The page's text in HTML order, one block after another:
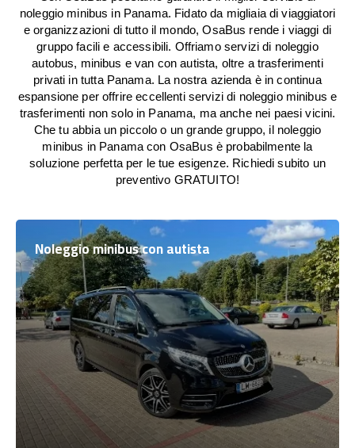
noleggio minibus in Panama. Fidato da migliaia di viaggiatori
e organizzazioni di tutto il mondo, OsaBus rende i viaggi di
gruppo facili e accessibili. Offriamo servizi di noleggio
autobus, minibus e van con autista, oltre a trasferimenti
privati in tutta Panama. La nostra azienda è in continua
espansione per offrire eccellenti servizi di noleggio minibus e
trasferimenti non solo in Panama, ma anche nei paesi vicini.
Che tu abbia un piccolo o un grande gruppo, il noleggio
minibus in Panama con OsaBus è probabilmente la
soluzione perfetta per le tue esigenze. Richiedi subito un
preventivo GRATUITO!
Noleggio minibus con autista